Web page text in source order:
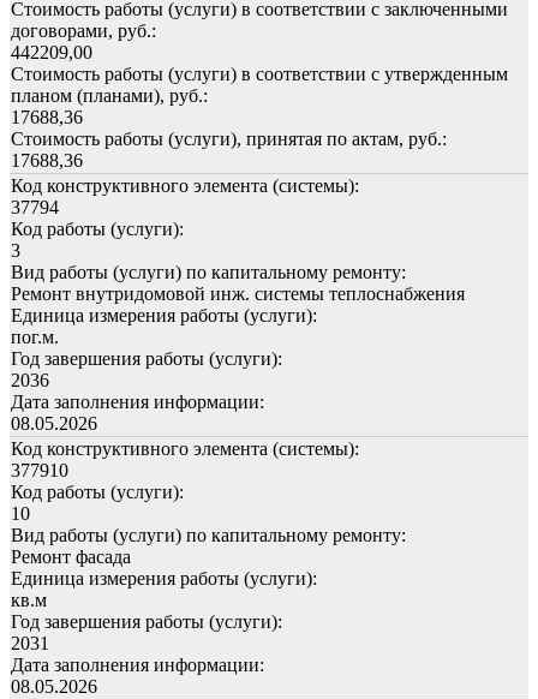
Стоимость работы (услуги) в соответствии с заключенными
договорами, руб.:
442209,00
Стоимость работы (услуги) в соответствии с утвержденным
планом (планами), руб.:
17688,36
Стоимость работы (услуги), принятая по актам, руб.:
17688,36
Код конструктивного элемента (системы):
37794
Код работы (услуги):
3
Вид работы (услуги) по капитальному ремонту:
Ремонт внутридомовой инж. системы теплоснабжения
Единица измерения работы (услуги):
пог.м.
Год завершения работы (услуги):
2036
Дата заполнения информации:
08.05.2026
Код конструктивного элемента (системы):
377910
Код работы (услуги):
10
Вид работы (услуги) по капитальному ремонту:
Ремонт фасада
Единица измерения работы (услуги):
кв.м
Год завершения работы (услуги):
2031
Дата заполнения информации:
08.05.2026